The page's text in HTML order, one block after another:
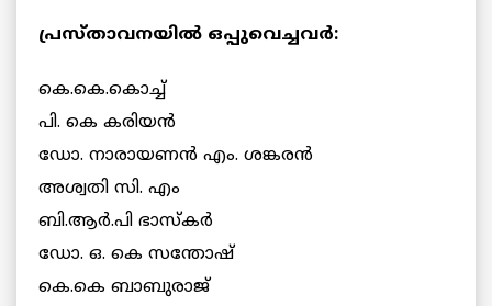
പ്രസ്താവനയിൽ ഒപ്പുവെച്ചവർ:
കെ.കെ.കൊച്ച്
പി. കെ കരിയൻ
ഡോ. നാരായണൻ എം. ശങ്കരൻ
അശ്വതി സി. എം
ബി.ആർ.പി ഭാസ്‌കർ
ഡോ. ഒ. കെ സന്തോഷ്
കെ.കെ ബാബുരാജ്